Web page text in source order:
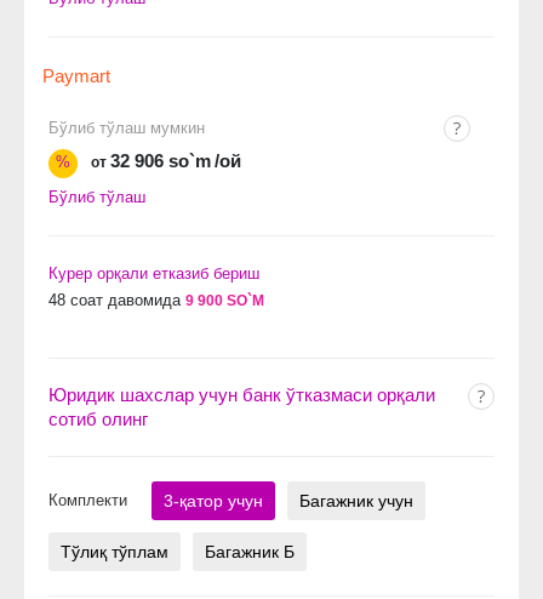
Paymart
Бўлиб тўлаш мумкин
%
от 32 906 so`m/ой
Бўлиб тўлаш
Курер орқали етказиб бериш
48 соат давомида 9 900 SO`M
Юридик шахслар учун банк ўтказмаси орқали
сотиб олинг
Комплекти 3-қатор учун Багажник учун
Тўлиқ тўплам Багажник Б